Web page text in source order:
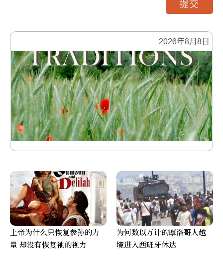
2026年8月8日
提交
上帝为什么只恢复参孙的力
量 却没有恢复祂的视力
为何数以万计的摩洛哥人越
境进入西班牙休达